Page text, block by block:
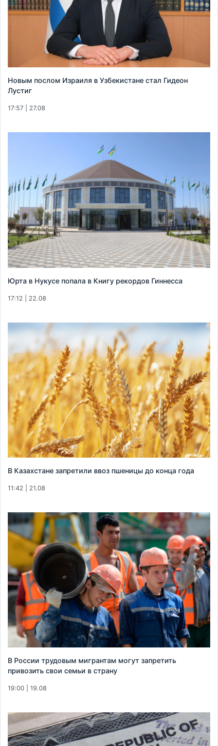
Новым послом Израиля в Узбекистане стал Гидеон
Лустиг
17:57 | 27.08
Юрта в Нукусе попала в Книгу рекордов Гиннесса
17:12 | 22.08
В Казахстане запретили ввоз пшеницы до конца года
11:42 | 21.08
В России трудовым мигрантам могут запретить
привозить свои семьи в страну
19:00 | 19.08